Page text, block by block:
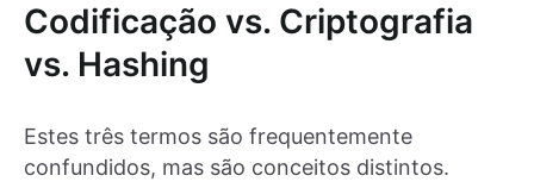
Codificação vs. Criptografia
vs. Hashing
Estes três termos são frequentemente
confundidos, mas são conceitos distintos.